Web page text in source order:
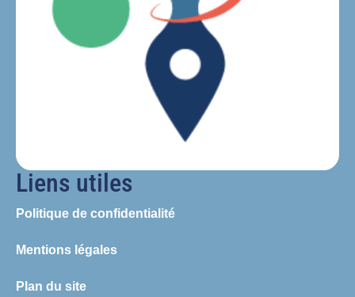
Liens utiles
Politique de confidentialité
Mentions légales
Plan du site